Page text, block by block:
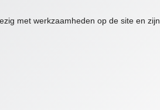
met werkzaamheden op de site en